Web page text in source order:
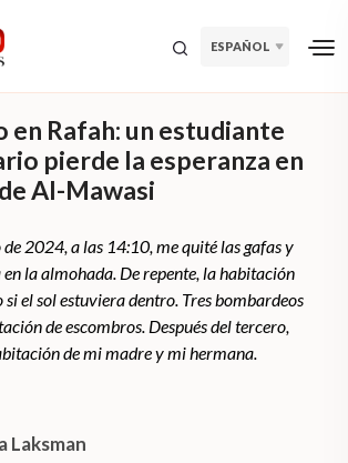
ESPAÑOL
en Rafah: un estudiante
pierde la esperanza en
Al-Mawasi
2024, a las 14:10, me quité las gafas y
en la almohada. De repente, la habitación
el sol estuviera dentro. Tres bombardeos
de escombros. Después del tercero,
de mi madre y mi hermana.
Laksman